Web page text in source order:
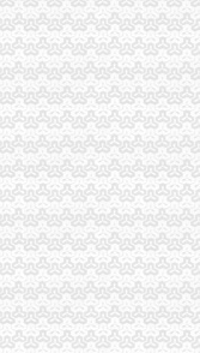
带1书房精装修
重庆南岸茶
隆南山高尔夫国际）
庆南岸茶园新区时
_新浪重庆
片,鞋材/鞋
服务_重庆工商注册
石方招标-重庆天骄
庆厂房出租网
5栋房屋及南岸区海
位茶园浪漫茶园-